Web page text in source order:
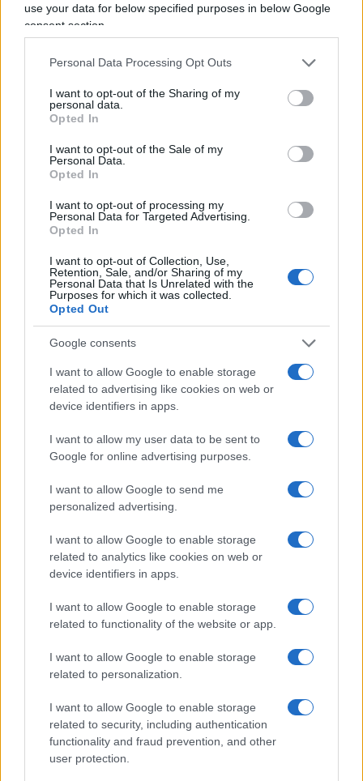
use your data for below specified purposes in below Google
consent section.
Personal Data Processing Opt Outs
I want to opt-out of the Sharing of my
personal data.
Opted In
I want to opt-out of the Sale of my
Personal Data.
Opted In
I want to opt-out of processing my
Personal Data for Targeted Advertising.
Opted In
I want to opt-out of Collection, Use,
Retention, Sale, and/or Sharing of my
Personal Data that Is Unrelated with the
Purposes for which it was collected.
Opted Out
Google consents
I want to allow Google to enable storage
related to advertising like cookies on web or
device identifiers in apps.
I want to allow my user data to be sent to
Google for online advertising purposes.
I want to allow Google to send me
personalized advertising.
I want to allow Google to enable storage
related to analytics like cookies on web or
device identifiers in apps.
I want to allow Google to enable storage
related to functionality of the website or app.
I want to allow Google to enable storage
related to personalization.
I want to allow Google to enable storage
related to security, including authentication
functionality and fraud prevention, and other
user protection.
meschinità di interessi vi esponiamo
costantemente a situazioni e realtà
potenzialmente pericolose, a livello fisico e
un like in più? Per un adepto piegato alle nostre
ideologie?
Vi dico coraggio. Non siete soli, in questo
coraggio di circondarvi di chi non vi ha
abbandonato in questa tragedia, la mamma e il
papà, i fratelli, la famiglia, la scuola, i medici, le
Istituzioni. Dovete guardare a tutti i modelli
positivi senza perdere la fiducia negli adulti o,
cosa ancora peggiore, adeguarvi alla meschinità
di taluni. Voi dovete fare la differenza. Noi adulti
promettiamo che andremo fino in fondo,
pretenderemo giustizia per voi , non in uno
spirito vendicativo che, peraltro, non ci appartiene
ma nello spirito che condanna ogni forma di
iniquità nel rispetto delle procedure del diritto, a
giustizia.
Carissimi, pregherò tanto per voi, affinché
responsabili e in grado di condannare e rifiutare
qualsiasi forma di ingiustizia che la meschinità
dell’uomo può causare.
Con tanta vicinanza,